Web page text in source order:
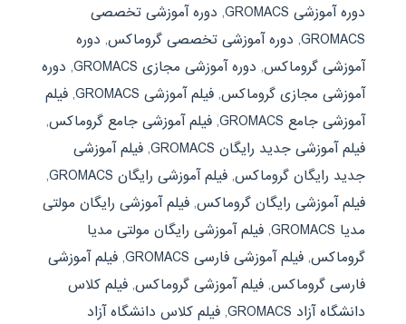
دوره آموزشی GROMACS
, دوره آموزشی تخصصی
GROMACS
, دوره آموزشی تخصصی گروماکس, دوره
آموزشی گروماکس, دوره آموزشی مجازی GROMACS , دوره
آموزشی مجازی گروماکس, فیلم آموزشی GROMACS , فیلم
آموزشی جامع GROMACS
, فیلم آموزشی جامع گروماکس,
فیلم آموزشی جدید رایگان GROMACS
, فیلم آموزشی
جدید رایگان گروماکس, فیلم آموزشی رایگان GROMACS
,
فیلم آموزشی رایگان گروماکس, فیلم آموزشی رایگان مولتی
مدیا GROMACS
, فیلم آموزشی رایگان مولتی مدیا
گروماکس, فیلم آموزشی فارسی GROMACS , فیلم آموزشی
فارسی گروماکس, فیلم آموزشی گروماکس, فیلم کلاس
دانشگاه آزاد GROMACS
, فیلم کلاس دانشگاه آزاد